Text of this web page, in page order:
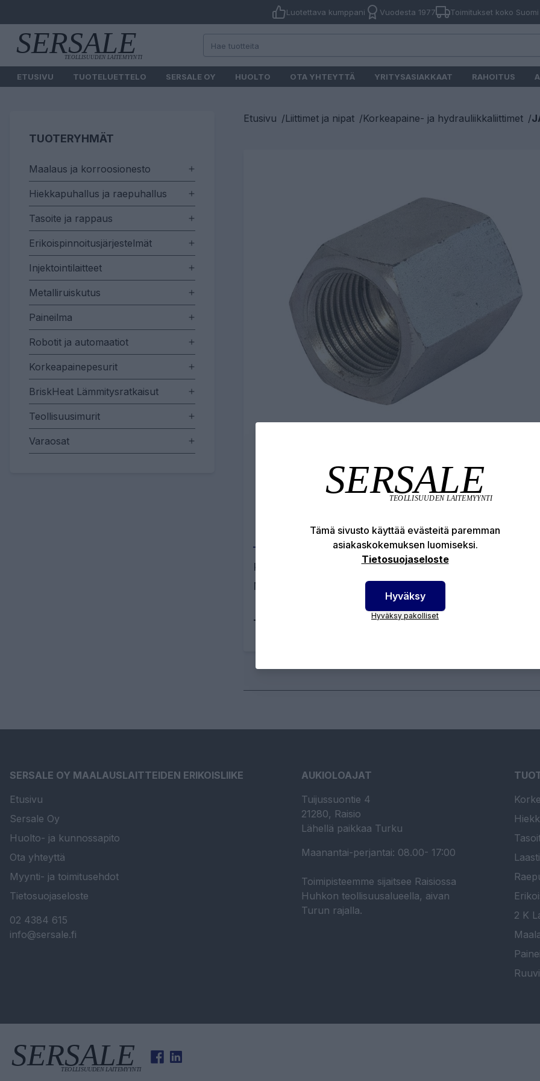
Luotettava kumppani Vuodesta 1977 Toimitukset koko Suomi
ETUSIVU TUOTELUETTELO SERSALE OY HUOLTO OTA YHTEYTTÄ YRITYSASIAKKAAT RAHOITUS
TUOTERYHMÄT
Maalaus ja korroosionesto
Hiekkapuhallus ja raepuhallus
Tasoite ja rappaus
Erikoispinnoitusjärjestelmät
Injektointilaitteet
Metalliruiskutus
Paineilma
Robotit ja automaatiot
Korkeapainepesurit
BriskHeat Lämmitysratkaisut
Teollisuusimurit
Varaosat
Etusivu /Liittimet ja nipat /Korkeapaine- ja hydrauliikkaliittimet /
Tuotekuvaus Tekniset edut
Korkeapainenippa / Hydrauliikkanippa Materiaali: Teräs
Muoto: Suora Kierretyyppi: BSP
Tuotenumero: 12-4040-02
SERSALE OY MAALAUSLAITTEIDEN ERIKOISLIIKE
Etusivu
Sersale Oy
Huolto- ja kunnossapito
Ota yhteyttä
Myynti- ja toimitusehdot
Tietosuojaseloste
02 4384 615
info@sersale.fi
AUKIOLOAJAT
Tuijussuontie 4
21280, Raisio
Lähellä paikkaa Turku
Maanantai-perjantai: 08.00- 17:00
Toimipisteemme sijaitsee Raisiossa
Huhkon teollisuusalueella, aivan
Turun rajalla.
2 K
Tämä sivusto käyttää evästeitä paremman
asiakaskokemuksen luomiseksi.
Tietosuojaseloste
Hyväksy
Hyväksy pakolliset